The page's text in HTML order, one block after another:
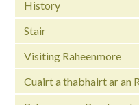
History
Stair
Visiting Raheenmore
Cuairt a thabhairt ar an